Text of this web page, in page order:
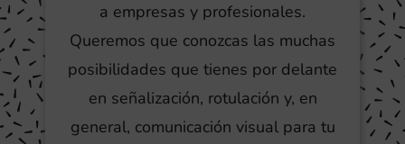
a empresas y profesionales.
Queremos que conozcas las muchas
posibilidades que tienes por delante
en señalización, rotulación y, en
general, comunicación visual para tu